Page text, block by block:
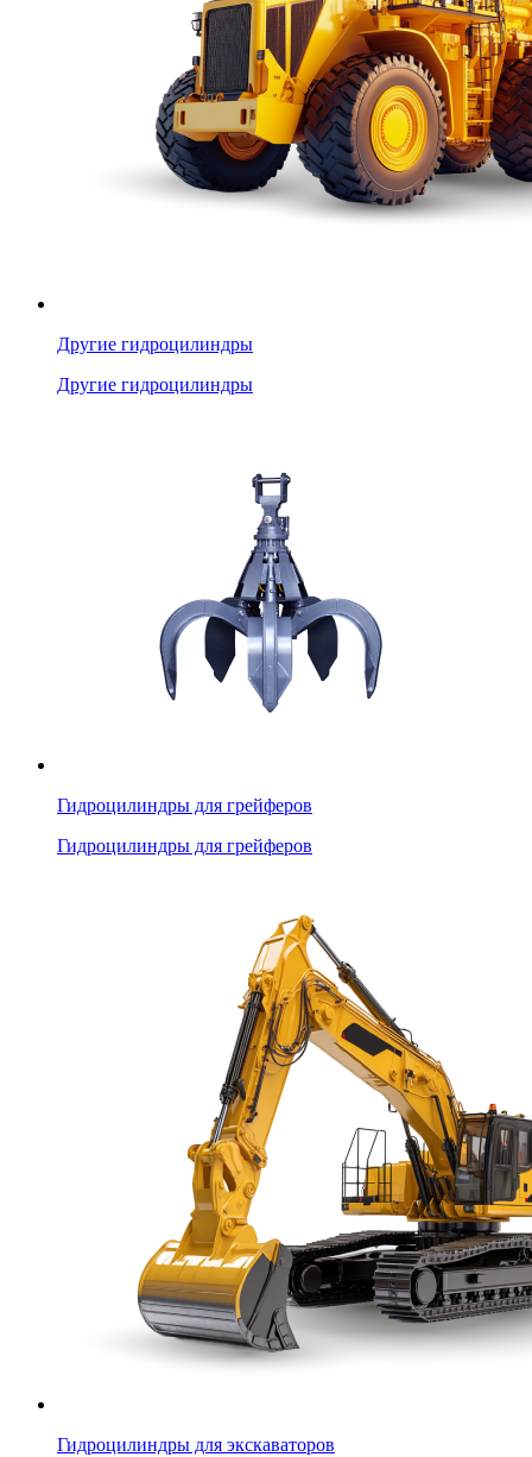
Другие гидроцилиндры
Другие гидроцилиндры
Гидроцилиндры для грейферов
Гидроцилиндры для грейферов
Гидроцилиндры для экскаваторов